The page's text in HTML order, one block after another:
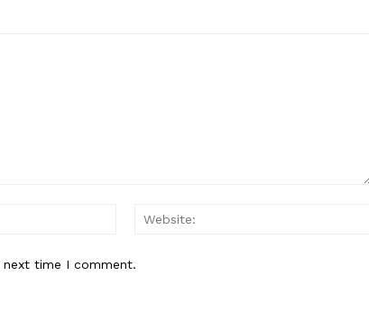
Email:*
time I comment.